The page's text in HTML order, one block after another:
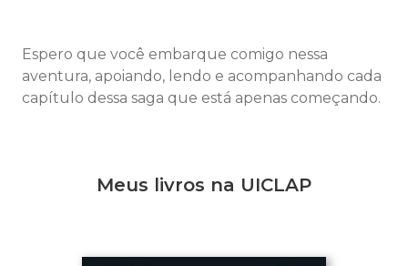
Espero que você embarque comigo nessa
aventura, apoiando, lendo e acompanhando cada
capítulo dessa saga que está apenas começando.
Meus livros na UICLAP